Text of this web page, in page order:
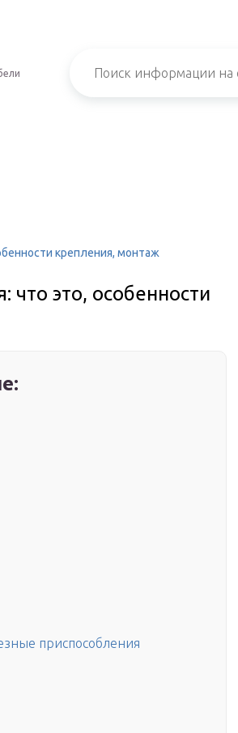
крепления, монтаж
что это, особенности
приспособления